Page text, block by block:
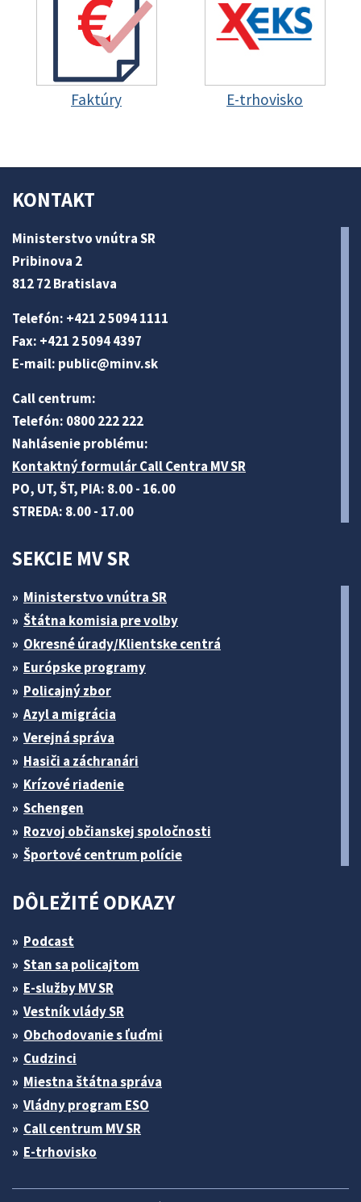
Faktúry E-trhovisko
KONTAKT
Ministerstvo vnútra SR
Pribinova 2
812 72 Bratislava
Telefón: +421 2 5094 1111
Fax: +421 2 5094 4397
E-mail: public@minv.sk
Call centrum:
Telefón: 0800 222 222
Nahlásenie problému:
Kontaktný formulár Call Centra MV SR
PO, UT, ŠT, PIA: 8.00 - 16.00
STREDA: 8.00 - 17.00
SEKCIE MV SR
Ministerstvo vnútra SR
Štátna komisia pre volby
Okresné úrady/Klientske centrá
Európske programy
Policajný zbor
Azyl a migrácia
Verejná správa
Hasiči a záchranári
Krízové riadenie
Schengen
Rozvoj občianskej spoločnosti
Športové centrum polície
DÔLEŽITÉ ODKAZY
Podcast
Stan sa policajtom
E-služby MV SR
Vestník vlády SR
Obchodovanie s ľuďmi
Cudzinci
Miestna štátna správa
Vládny program ESO
Call centrum MV SR
E-trhovisko